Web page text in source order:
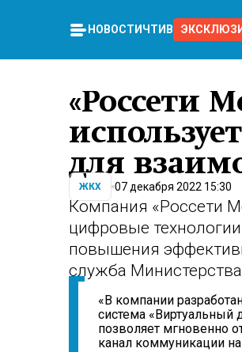
НОВОСТИ ЧТИВО
«Россети
для
ЖКХ 07 декабря 2022 15:30
Компания «Россети
цифровые
повышения
служба
«В компании
система «Виртуальный
позволяет мгновенно
канал коммуникации